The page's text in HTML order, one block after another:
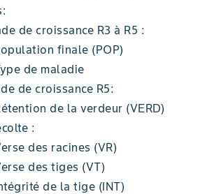
de croissance R3 à R5 :
finale (POP)
de maladie
de croissance R5:
de la verdeur (VERD)
:
des racines (VR)
des tiges (VT)
de la tige (INT)